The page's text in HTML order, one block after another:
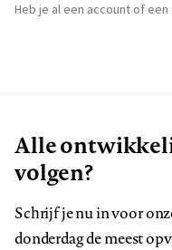
Heb je al een account of
Alle
volgen?
Schrijf je nu in voor
donderdag de meest